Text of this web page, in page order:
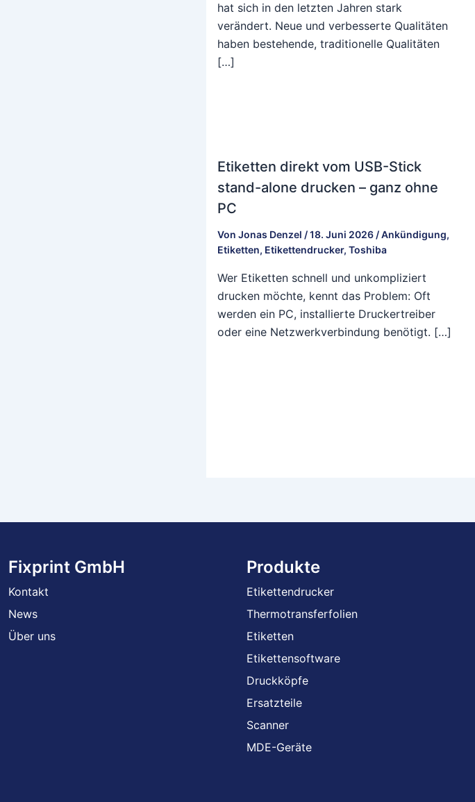
hat sich in den letzten Jahren stark
verändert. Neue und verbesserte Qualitäten
haben bestehende, traditionelle Qualitäten
[…]
Etiketten direkt vom USB-Stick
stand-alone drucken – ganz ohne
PC
Von Jonas Denzel /18. Juni 2026 /Ankündigung,
Etiketten, Etikettendrucker, Toshiba
Wer Etiketten schnell und unkompliziert
drucken möchte, kennt das Problem: Oft
werden ein PC, installierte Druckertreiber
oder eine Netzwerkverbindung benötigt. […]
Fixprint GmbH
Kontakt
News
Über uns
Produkte
Etikettendrucker
Thermotransferfolien
Etiketten
Etikettensoftware
Druckköpfe
Ersatzteile
Scanner
MDE-Geräte